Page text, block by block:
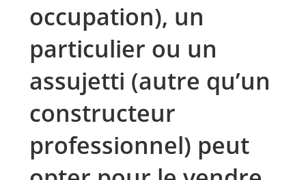
occupation), un
particulier ou un
assujetti (autre qu’un
constructeur
professionnel) peut